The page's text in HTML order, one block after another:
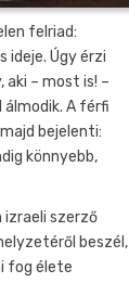
felriad:
ideje. Úgy érzi
– most is! –
A férfi
bejelenti:
könnyebb,
izraeli szerző
beszél,
fog élete